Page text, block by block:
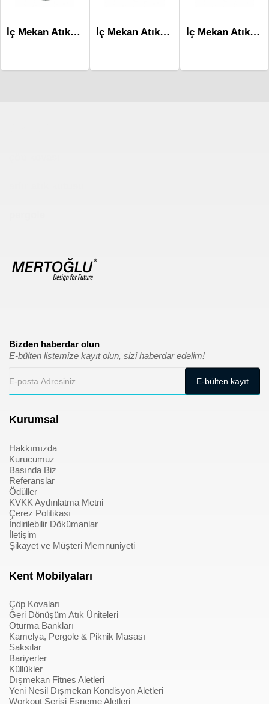
İç Mekan Atık Ünitesi-Mlk-210 İç Mekan Atık Ünitesi-Mlk-222a İç Mekan Atık Ünitesi-mlk-222c
Bizden haberdar olun
E-bülten listemize kayıt olun, sizi haberdar edelim!
Kurumsal
Hakkımızda
Kurucumuz
Basında Biz
Referanslar
Ödüller
KVKK Aydınlatma Metni
Çerez Politikası
İndirilebilir Dökümanlar
İletişim
Şikayet ve Müşteri Memnuniyeti
Kent Mobilyaları
Çöp Kovaları
Geri Dönüşüm Atık Üniteleri
Oturma Bankları
Kamelya, Pergole & Piknik Masası
Saksılar
Bariyerler
Küllükler
Dışmekan Fitnes Aletleri
Yeni Nesil Dışmekan Kondisyon Aletleri
Workout Serisi Esneme Aletleri